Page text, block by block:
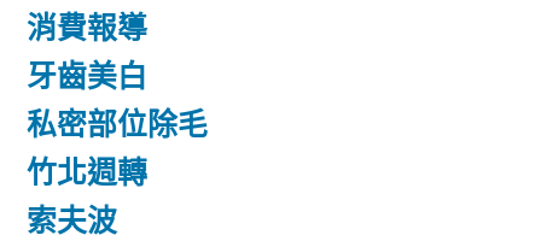
消費報導
牙齒美白
私密部位除毛
竹北週轉
索夫波